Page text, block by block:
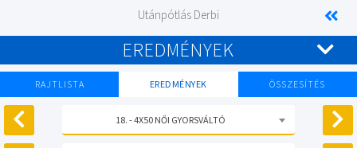
Utánpótlás Derbi
EREDMÉNYEK
RAJTLISTA EREDMÉNYEK ÖSSZESÍTÉS
18. - 4X50 NŐI GYORSVÁLTÓ